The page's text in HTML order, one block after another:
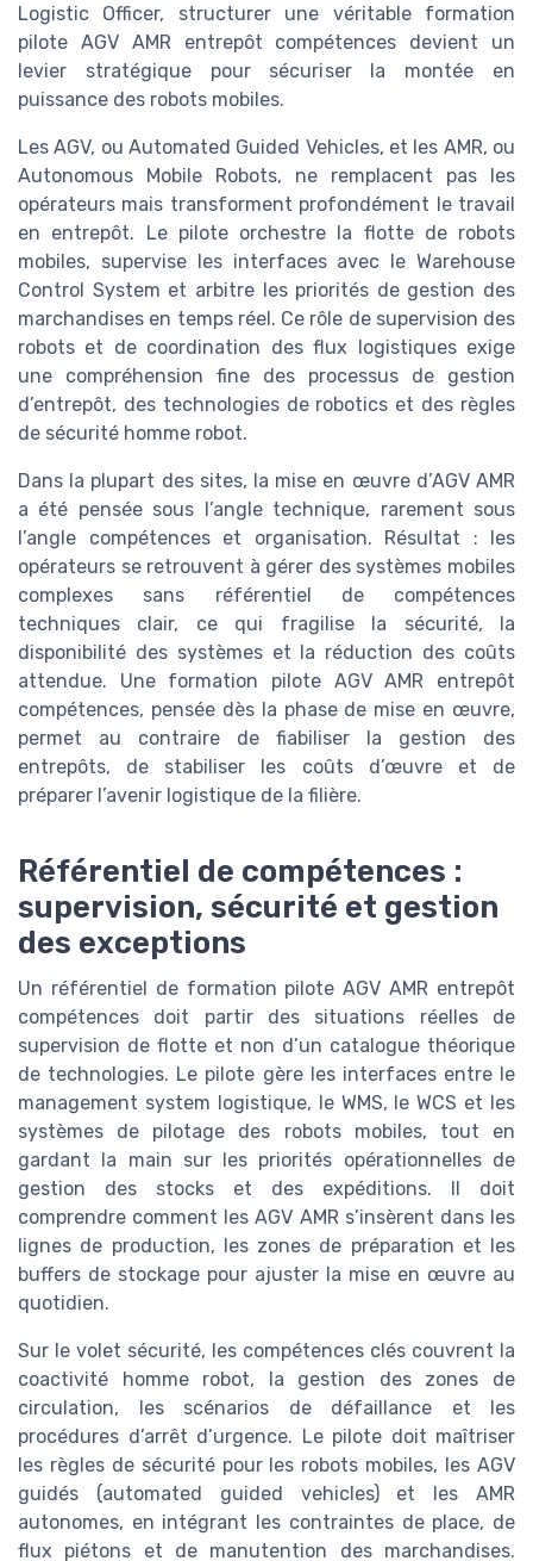
Logistic Officer, structurer une véritable formation
pilote AGV AMR entrepôt compétences devient un
levier stratégique pour sécuriser la montée en
puissance des robots mobiles.
Les AGV, ou Automated Guided Vehicles, et les AMR, ou
Autonomous Mobile Robots, ne remplacent pas les
opérateurs mais transforment profondément le travail
en entrepôt. Le pilote orchestre la flotte de robots
mobiles, supervise les interfaces avec le Warehouse
Control System et arbitre les priorités de gestion des
marchandises en temps réel. Ce rôle de supervision des
robots et de coordination des flux logistiques exige
une compréhension fine des processus de gestion
d’entrepôt, des technologies de robotics et des règles
de sécurité homme robot.
Dans la plupart des sites, la mise en œuvre d’AGV AMR
a été pensée sous l’angle technique, rarement sous
l’angle compétences et organisation. Résultat : les
opérateurs se retrouvent à gérer des systèmes mobiles
complexes sans référentiel de compétences
techniques clair, ce qui fragilise la sécurité, la
disponibilité des systèmes et la réduction des coûts
attendue. Une formation pilote AGV AMR entrepôt
compétences, pensée dès la phase de mise en œuvre,
permet au contraire de fiabiliser la gestion des
entrepôts, de stabiliser les coûts d’œuvre et de
préparer l’avenir logistique de la filière.
Référentiel de compétences :
supervision, sécurité et gestion
des exceptions
Un référentiel de formation pilote AGV AMR entrepôt
compétences doit partir des situations réelles de
supervision de flotte et non d’un catalogue théorique
de technologies. Le pilote gère les interfaces entre le
management system logistique, le WMS, le WCS et les
systèmes de pilotage des robots mobiles, tout en
gardant la main sur les priorités opérationnelles de
gestion des stocks et des expéditions. Il doit
comprendre comment les AGV AMR s’insèrent dans les
lignes de production, les zones de préparation et les
buffers de stockage pour ajuster la mise en œuvre au
quotidien.
Sur le volet sécurité, les compétences clés couvrent la
coactivité homme robot, la gestion des zones de
circulation, les scénarios de défaillance et les
procédures d’arrêt d’urgence. Le pilote doit maîtriser
les règles de sécurité pour les robots mobiles, les AGV
guidés (automated guided vehicles) et les AMR
autonomes, en intégrant les contraintes de place, de
flux piétons et de manutention des marchandises.